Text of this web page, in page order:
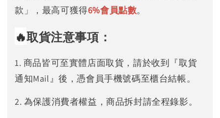
款」，最高可獲得6%會員點數。
🔥取貨注意事項：
1. 商品皆可至實體店面取貨，請於收到『取貨
通知Mail』後，憑會員手機號碼至櫃台結帳。
2. 為保護消費者權益，商品拆封請全程錄影。